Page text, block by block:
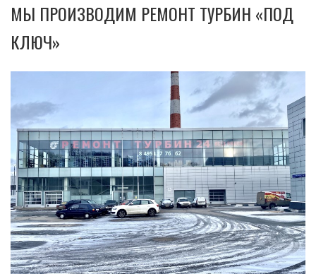
МЫ ПРОИЗВОДИМ РЕМОНТ ТУРБИН «ПОД
КЛЮЧ»